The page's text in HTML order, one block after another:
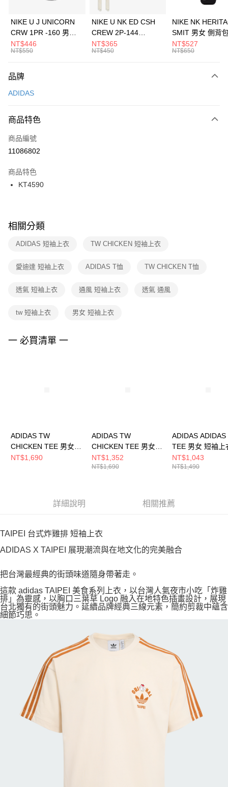
元大商業銀行
台灣樂天信用卡公司
全盈+PAY
AFTEE先享後付
【關於「AFTEE先享後付」】
便利好安心！
３．安心：先確認商品／服務後，再付款。
【「AFTEE先享後付」結帳流程】
１．於結帳方式選擇「AFTEE先享後付」後，將跳轉至「AFTEE先享後付」
２．訂單成立數日內，您將收到繳費通知簡訊。
３．收到繳費通知簡訊後14天內，點擊此簡訊中的連結，可透過四大超商／
ATM／網路銀行／等多元方式進行付款，方視為交易完成。
※ 交易是否成功請以「AFTEE先享後付 」之結帳頁面顯示為準，若有關於
是否繳費成功／繳費後需取消欲退款等相關疑問，請聯繫「AFTEE先享後付
客戶支援中心」https://netprotections.freshdesk.com/support/home
１．透過由恩沛科技股份有限公司提供之「AFTEE先享後付」服務完成之交
權轉讓予恩沛科技股份有限公司。
３．未成年的使用者請事先徵得法定代理人或監護人之同意方可使用
４．使用「AFTEE先享後付」時，將依據個別帳號之用戶狀況，依本公司即
運送方式
每筆NT$100，滿NT$1,500(含以上)免運費
宅配
每筆NT$100，滿NT$1,500(含以上)免運費
付款後門市自取
每筆NT$100，滿NT$1,500(含以上)免運費
NIKE U J UNICORN
CRW 1PR -160 男女
中統襪 FZ3393100
NT$446
NT$550
NIKE U NK ED CSH
CREW 2P-144
EMBRDY 男女 短統襪
FZ3073133
NT$365
NT$450
NIKE NK
SMIT 男女 側背
BA5871010
NT$527
NT$650
品牌
ADIDAS
商品特色
商品編號
11086802
商品特色
KT4590
相關分類
ADIDAS 短袖上衣 TW CHICKEN 短袖上衣
愛迪達 短袖上衣 ADIDAS T恤 TW CHICKEN T恤
透氣 短袖上衣 通風 短袖上衣 透氣 通風
tw 短袖上衣 男女 短袖上衣
一 必買清單 一
ADIDAS TW
CHICKEN TEE 男女
短袖上衣 KT5009
NT$1,690
ADIDAS TW
CHICKEN TEE 男女
短袖上衣 KT4591
NT$1,352
NT$1,690
ADIDAS ADIDAS
TEE 男女 短袖上
JX5574
NT$1,043
NT$1,490
詳細說明 相關推薦
TAIPEI 台式炸雞排 短袖上衣
ADIDAS X TAIPEI 展現潮流與在地文化的完美融合
把台灣最經典的街頭味道隨身帶著走。
這款 adidas TAIPEI 美食系列上衣，以台灣人氣夜市小吃「炸雞
排」為靈感，以胸口三葉草 Logo 融入在地特色插畫設計，展現
台北獨有的街頭魅力。延續品牌經典三線元素，簡約剪裁中蘊含
細節巧思。